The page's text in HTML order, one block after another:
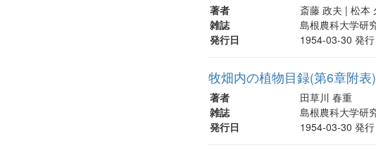
著者
斎藤 政夫 | 松本
雑誌
島根農科大学研
発行日
1954-03-30 発行
牧畑内の植物目録(第6章附表)
著者
田草川 春重
雑誌
島根農科大学研
発行日
1954-03-30 発行